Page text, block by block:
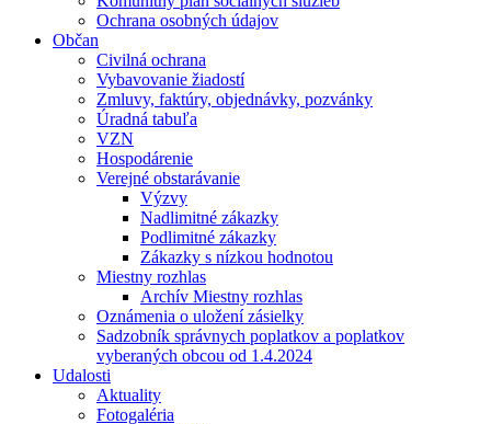
Ochrana osobných údajov
Občan
Civilná ochrana
Vybavovanie žiadostí
Zmluvy, faktúry, objednávky, pozvánky
Úradná tabuľa
VZN
Hospodárenie
Verejné obstarávanie
Výzvy
Nadlimitné zákazky
Podlimitné zákazky
Zákazky s nízkou hodnotou
Miestny rozhlas
Archív Miestny rozhlas
Oznámenia o uložení zásielky
Sadzobník správnych poplatkov a poplatkov
vyberaných obcou od 1.4.2024
Udalosti
Aktuality
Fotogaléria